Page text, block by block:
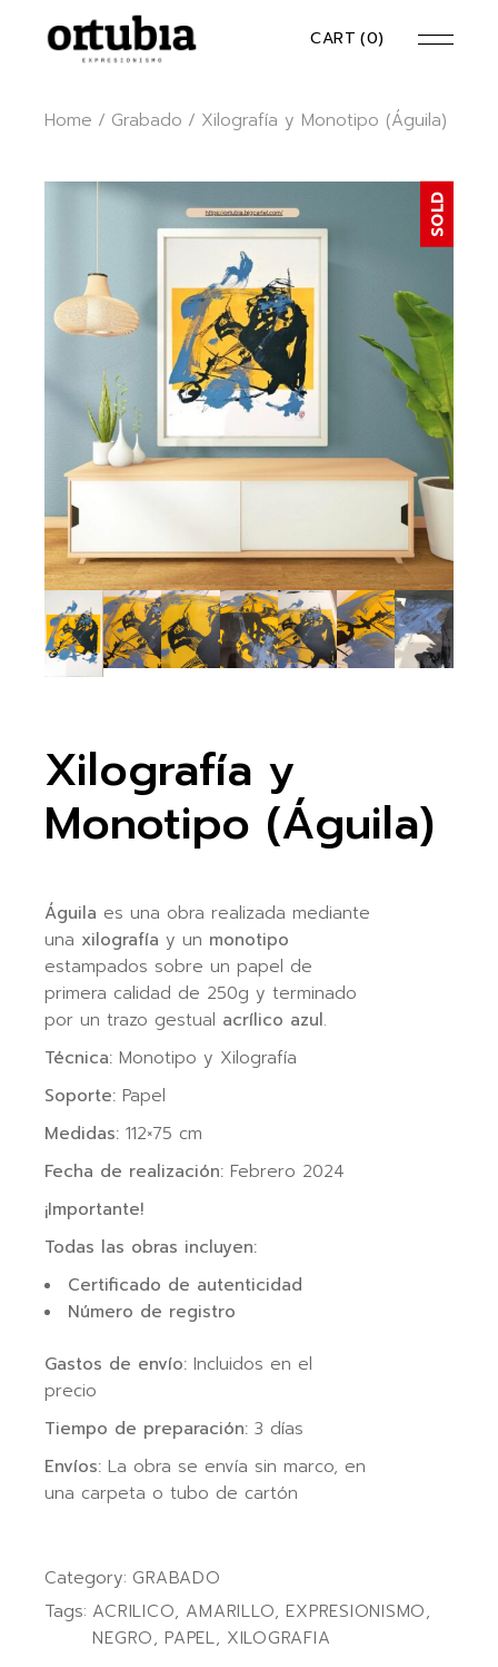
content
CART (0)
Home Grabado Xilografía y Monotipo (Águila)
SOLD
Xilografía y
Monotipo (Águila)
Águila es una obra realizada mediante
una xilografía y un monotipo
estampados sobre un papel de
primera calidad de 250g y terminado
por un trazo gestual acrílico azul.
Técnica: Monotipo y Xilografía
Soporte: Papel
Medidas: 112×75 cm
Fecha de realización: Febrero 2024
¡Importante!
Todas las obras incluyen:
Certificado de autenticidad
Número de registro
Gastos de envío: Incluidos en el
precio
Tiempo de preparación: 3 días
Envíos: La obra se envía sin marco, en
una carpeta o tubo de cartón
Category: GRABADO
Tags: ACRILICO, AMARILLO,EXPRESIONISMO,
NEGRO,PAPEL, XILOGRAFIA